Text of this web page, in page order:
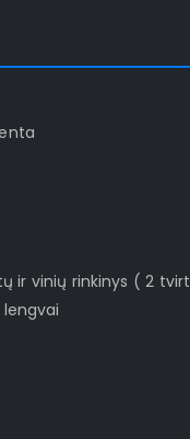
ir vinių rinkinys ( 2